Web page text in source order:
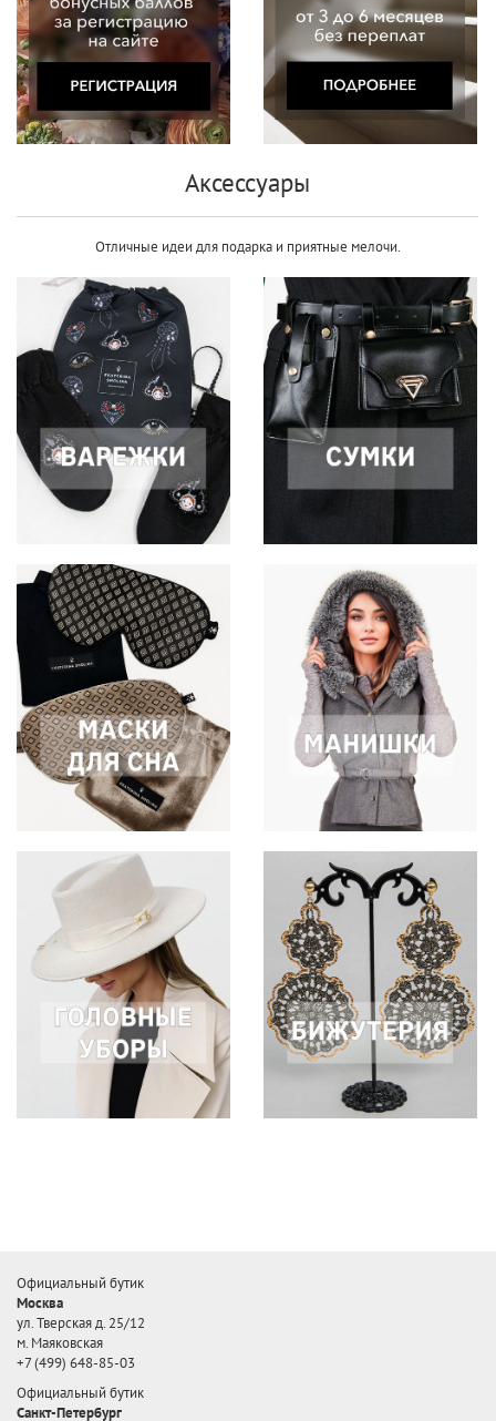
Аксессуары
Отличные идеи для подарка и приятные мелочи.
Официальный бутик
Москва
ул. Тверская д. 25/12
м. Маяковская
+7 (499) 648-85-03
Официальный бутик
Санкт-Петербург